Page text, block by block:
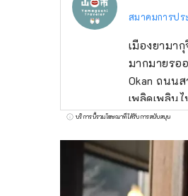
สมาคมการปร
เมืองยามา
มากมายรอ
Okan ถนนส
เพลิดเพลิน
Inland
บริการนี้รวมโฆษณาที่ได้รับการสนับสนุน